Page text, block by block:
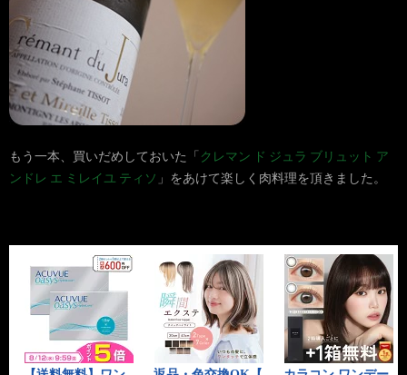
もう一本、買いだめしておいた「クレマン ド ジュラ ブリュット ア
ンドレ エ ミレイユ ティソ 」をあけて楽しく肉料理を頂きました。